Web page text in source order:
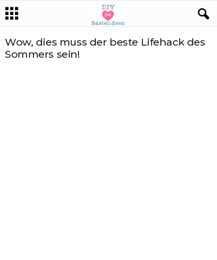
Wow, dies muss der beste Lifehack des
Sommers sein!